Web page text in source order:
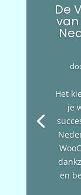
De
Het
je
en